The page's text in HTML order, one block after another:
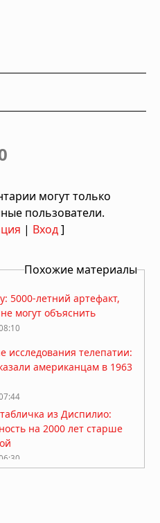
могут только
пользователи.
| Вход]
Похожие материалы
5000-летний артефакт,
могут объяснить
исследования телепатии:
американцам в 1963
из Диспилио:
на 2000 лет старше